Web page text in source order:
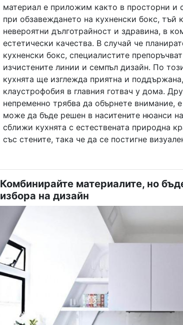
материал е приложим както в просторни и
при обзавеждането на кухненски бокс, тъй
невероятни дълготрайност и здравина, в
естетически качества. В случай че
кухненски бокс, специалистите
изчистените линии и семпъл дизайн. По
кухнята ще изглежда приятна и
клаустрофобия в главния готвач у дома.
непременно трябва да обърнете внимание,
може да бъде решен в наситените нюанси
сближи кухнята с естествената природна
със стените, така че да се постигне
Комбинирайте материалите, но
избора на дизайн